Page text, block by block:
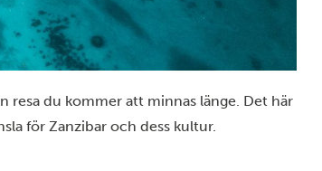
resa du kommer att minnas länge. Det här
för Zanzibar och dess kultur.